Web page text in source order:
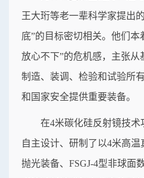
王大珩等老一辈科学家提出
底”的目标密切相关。他们本
放心不下”的危机感，主张从
制造、装调、检验和试验所
和国家安全提供重要装备。
在4米碳化硅反射镜技
自主设计、研制了以4米高
抛光装备、FSGJ-4型非球面